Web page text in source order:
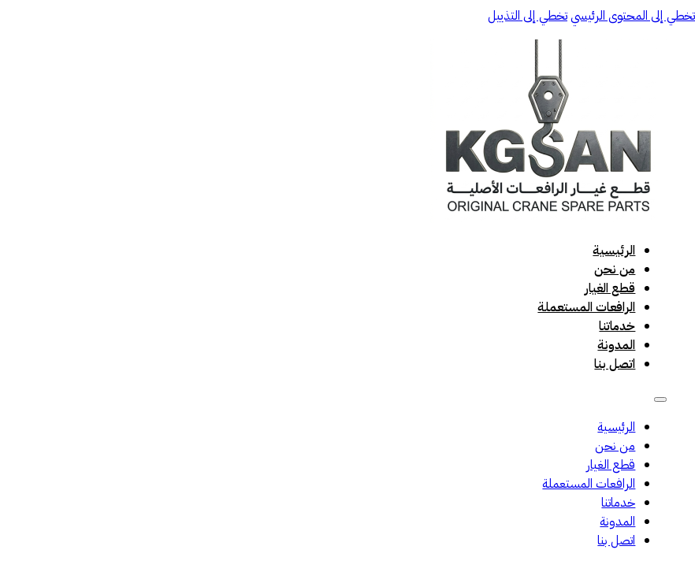
تخطي إلى المحتوى الرئيسيتخطي إلى التذييل
الرئيسية
من نحن
قطع الغيار
الرافعات المستعملة
خدماتنا
المدونة
اتصل بنا
الرئيسية
من نحن
قطع الغيار
الرافعات المستعملة
خدماتنا
المدونة
اتصل بنا